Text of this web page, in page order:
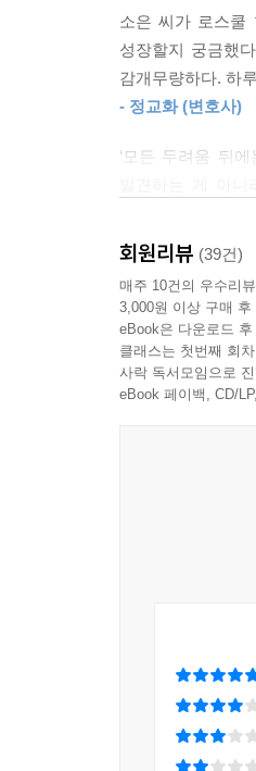
“여기 방식에 익
시간이 지나서야
를 익히는 데는 시
고, 가는 곳마다
‘효과적으로 내
다양한 상사를 만
‘내 일만 하자.’
사실 목표는 명확
“할 수 있는 건 다
--- p.100
갈등과 가스라이
런 업무 환경을
스로를 억압하면
‘나는 이 프로젝
코드가 안 맞아’
류를 범할 위험성
이야’라는 생각에
길을 구체화했다
것이니까. -본문 중
“여전히 흔들리고
수많은 키워드 속
로스쿨에 합격했
경험으로 배울 점
교훈을 얻는다.”
뒤에는 자신의 내
스스로가 답답해
어디인지, 알맞고
변호사 시험에
대처했고 때론
써나가고, 나 자
자기 자신을 향
것이 무엇인지
깨달으라고. 단
소은 씨가 로스쿨
성장할지 궁금했
감개무량하다. 하
- 정교화 (변호사)
‘모든 두려움 뒤
당신의 삶은 성공
- 양영은 (KBS 기자)
회원리뷰 (39건)
매주 10건의 우수리
3,000원 이상 구매 후
eBook은 다운로드
클래스는 첫번째 회
사락 독서모임으로
eBook 페이백, CD/